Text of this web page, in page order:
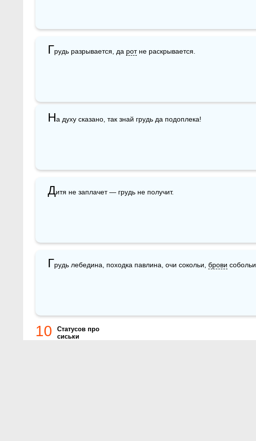
Грудь разрывается, да рот не раскрывается.
На духу сказано, так знай грудь да подоплека!
Дитя не заплачет — грудь не получит.
Грудь лебедина, походка павлина, очи сокольи, брови собольи.
10
Статусов про
сиськи